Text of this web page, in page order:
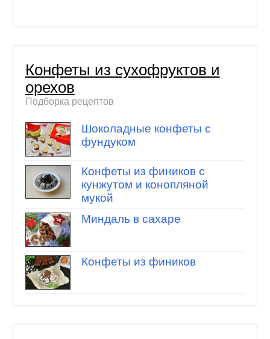
Конфеты из сухофруктов и
орехов
Подборка рецептов
Шоколадные конфеты с
фундуком
Конфеты из фиников с
кунжутом и конопляной
мукой
Миндаль в сахаре
Конфеты из фиников